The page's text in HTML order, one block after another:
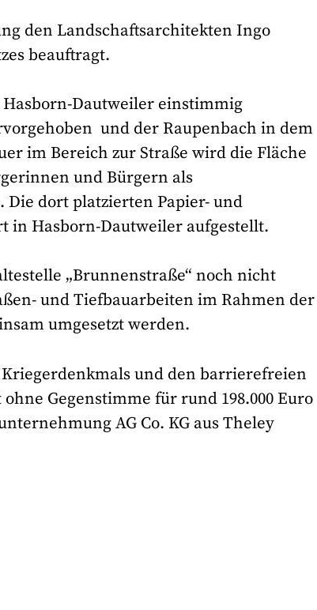
den Landschaftsarchitekten Ingo
beauftragt.
Dautweiler einstimmig
und der Raupenbach in dem
im Bereich zur Straße wird die Fläche
und Bürgern als
dort platzierten Papier- und
in Hasborn-Dautweiler aufgestellt.
„Brunnenstraße“ noch nicht
und Tiefbauarbeiten im Rahmen der
umgesetzt werden.
und den barrierefreien
Gegenstimme für rund 198.000 Euro
AG Co. KG aus Theley